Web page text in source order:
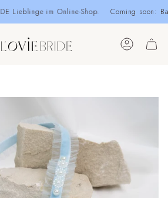
Lieblinge im Online-Shop. Coming soon:
Konto